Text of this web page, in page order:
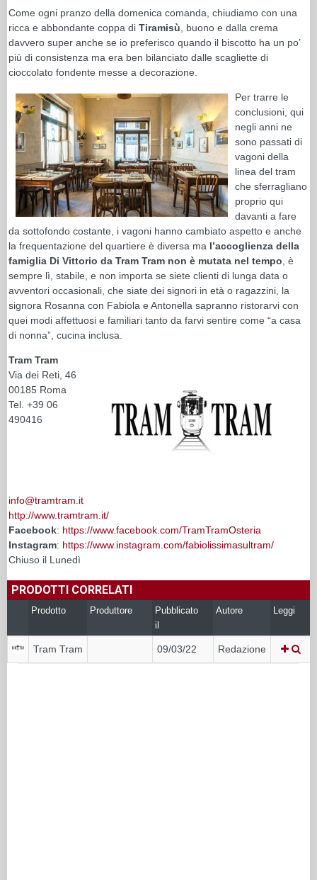
Come ogni pranzo della domenica comanda, chiudiamo con una
ricca e abbondante coppa di Tiramisù , buono e dalla crema
davvero super anche se io preferisco quando il biscotto ha un po’
più di consistenza ma era ben bilanciato dalle scagliette di
cioccolato fondente messe a decorazione.
Per trarre le
conclusioni, qui
negli anni ne
sono passati di
vagoni della
linea del tram
che sferragliano
proprio qui
davanti a fare
da sottofondo costante, i vagoni hanno cambiato aspetto e anche
la frequentazione del quartiere è diversa ma l’accoglienza della
famiglia Di Vittorio da Tram Tram non è mutata nel tempo , è
sempre lì, stabile, e non importa se siete clienti di lunga data o
avventori occasionali, che siate dei signori in età o ragazzini, la
signora Rosanna con Fabiola e Antonella sapranno ristorarvi con
quei modi affettuosi e familiari tanto da farvi sentire come “a casa
di nonna”, cucina inclusa.
Tram Tram
Via dei Reti, 46
00185 Roma
Tel. +39 06
490416
info@tramtram.it
http://www.tramtram.it/
Facebook: https://www.facebook.com/TramTramOsteria
Instagram: https://www.instagram.com/fabiolissimasultram/
Chiuso il Lunedì
PRODOTTI CORRELATI
Prodotto Produttore
Pubblicato
il
Autore Leggi
Tram Tram 09/03/22 Redazione